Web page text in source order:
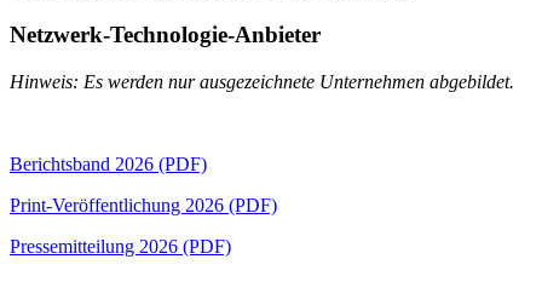
Netzwerk-Technologie-Anbieter
Hinweis: Es werden nur ausgezeichnete Unternehmen abgebildet.
Berichtsband 2026 (PDF)
Print-Veröffentlichung 2026 (PDF)
Pressemitteilung 2026 (PDF)